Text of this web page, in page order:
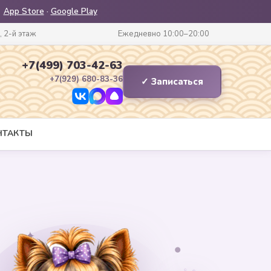
App Store · Google Play
2-й этаж Ежедневно 10:00–20:00
+7(499) 703-42-63
+7(929) 680-83-36 ✓ Записаться
✦